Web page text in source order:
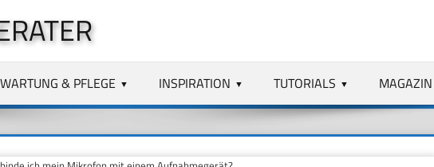
WARTUNG & PFLEGE INSPIRATION TUTORIALS MAGAZIN